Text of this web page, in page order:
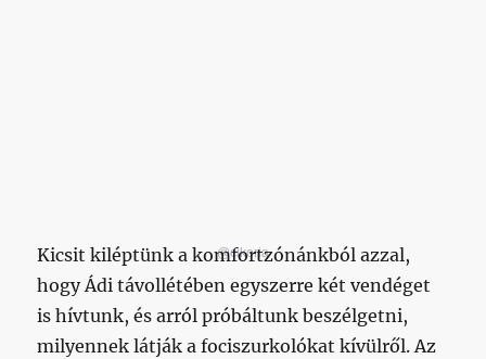
@cikoria
Kicsit kiléptünk a komfortzónánkból azzal,
hogy Ádi távollétében egyszerre két vendéget
is hívtunk, és arról próbáltunk beszélgetni,
milyennek látják a fociszurkolókat kívülről. Az